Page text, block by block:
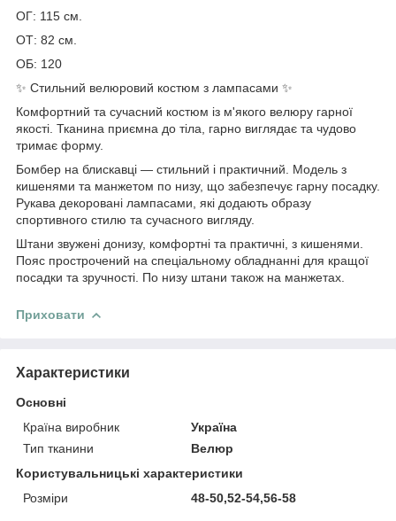
ОГ: 115 см.
ОТ: 82 см.
ОБ: 120
✨ Стильний велюровий костюм з лампасами ✨
Комфортний та сучасний костюм із м'якого велюру гарної
якості. Тканина приємна до тіла, гарно виглядає та чудово
тримає форму.
Бомбер на блискавці — стильний і практичний. Модель з
кишенями та манжетом по низу, що забезпечує гарну посадку.
Рукава декоровані лампасами, які додають образу
спортивного стилю та сучасного вигляду.
Штани звужені донизу, комфортні та практичні, з кишенями.
Пояс прострочений на спеціальному обладнанні для кращої
посадки та зручності. По низу штани також на манжетах.
Приховати
Характеристики
Основні
Країна виробник
Україна
Тип тканини
Велюр
Користувальницькі характеристики
Розміри
48-50,52-54,56-58